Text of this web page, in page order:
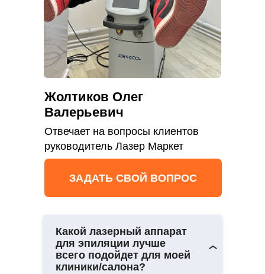
Какой лазерный аппарат
для эпиляции лучше
всего подойдет для моей
клиники/салона?
Жолтиков Олег
Валерьевич
Отвечает на вопросы клиентов
руководитель Лазер Маркет
ЗАДАТЬ СВОЙ ВОПРОС